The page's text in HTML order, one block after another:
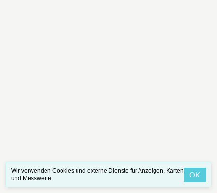
Wir verwenden Cookies und externe Dienste für Anzeigen, Karten
und Messwerte.
OK